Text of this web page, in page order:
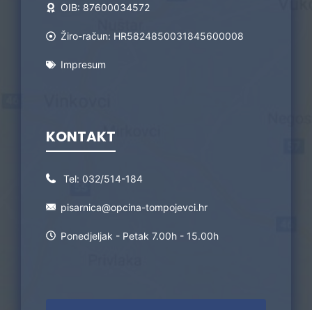
OIB: 87600034572
Žiro-račun: HR5824850031845600008
Impresum
KONTAKT
Tel: 032/514-184
pisarnica@opcina-tompojevci.hr
Ponedjeljak - Petak 7.00h - 15.00h